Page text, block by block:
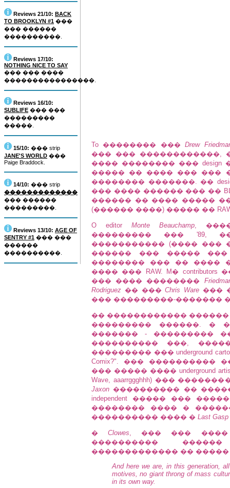
Reviews 21/10: BACK
TO BROOKLYN #1 ���
��� ������
����������.
Reviews 17/10:
NOTHING NICE TO SAY
��� ��� ����
����������������.
Reviews 16/10:
SUBLIFE ��� ���
���������
�����.
15/10: ��� strip
JANE'S WORLD ���
Paige Braddock.
14/10: ��� strip
�������������
��� ������
���������.
Reviews 13/10: AGE OF
SENTRY #1 ��� ���
������
����������.
To �������� ���Drew
��� ��� ������������,
���� �������� ��� design
����� �� ���� ��� ���
�������� �������. ��
��� ���� ������ ��� ��
������ �� ���� �����
(������ ����) ����� ��
O editor Monte Beauchamp,
��������� ��� '89,
����������� (���� ���
������ ��� ����� ���
�������� ��� �� ����
���� ��� RAW. M�
��� ���� ��������
Rodriguez �� ���Chris Ware ���
��� ���������-�������
�� ������������ ������
��������� ������. �
������� - ���������
���������� ���,
��������� ��� underground
Comix?". ���
��� ����� ���� underground
Wave, aaarrggghhh) ���
Jaxon ���������� ��
independent ����� ���
�������� ���� �
���������� ���� � Last Gasp
�Clowes, ��� ��� ����
����������
������������� ��
And here we are, in this generation,
motives, no giant throng of mass
in its own way.